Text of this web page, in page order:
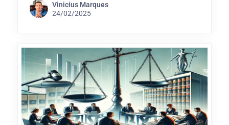
Vinicius Marques
24/02/2025